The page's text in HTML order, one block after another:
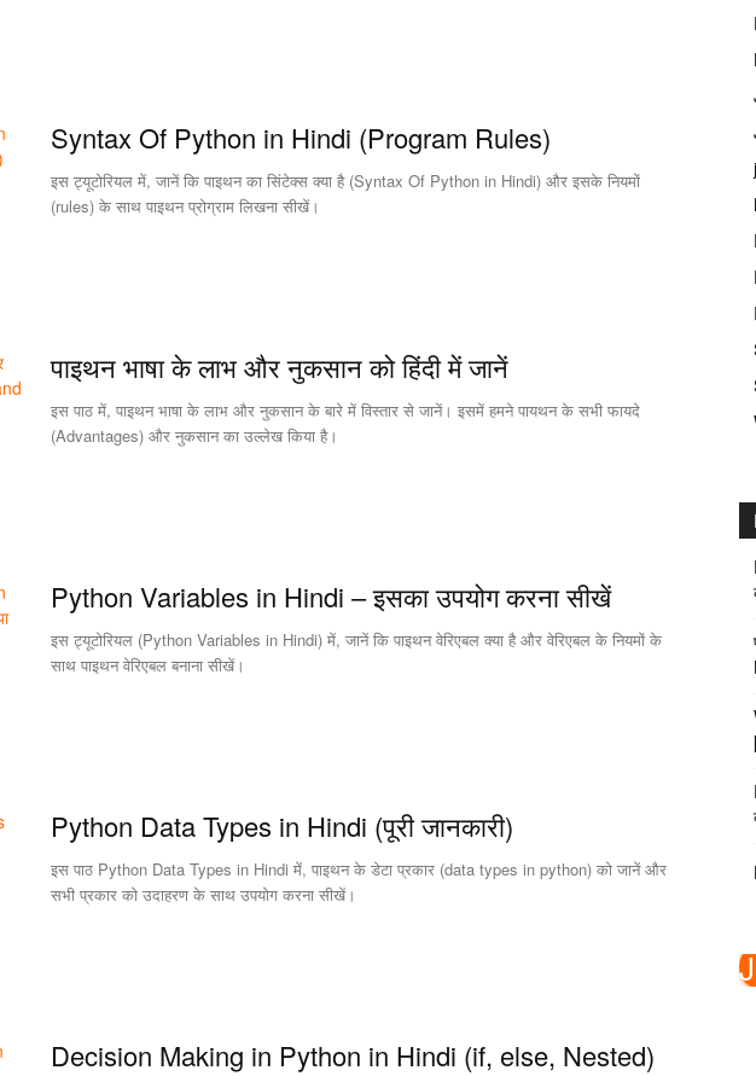
Syntax Of Python in Hindi (Program Rules)
इस ट्यूटोरियल में, जानें कि पाइथन का सिंटेक्स क्या है (Syntax Of Python in Hindi) और इसके नियमों
(rules) के साथ पाइथन प्रोग्राम लिखना सीखें।
पाइथन भाषा के लाभ और नुकसान को हिंदी में जानें
इस पाठ में, पाइथन भाषा के लाभ और नुकसान के बारे में विस्तार से जानें। इसमें हमने पायथन के सभी फायदे
(Advantages) और नुकसान का उल्लेख किया है।
Python Variables in Hindi – इसका उपयोग करना सीखें
इस ट्यूटोरियल (Python Variables in Hindi) में, जानें कि पाइथन वेरिएबल क्या है और वेरिएबल के नियमों के
साथ पाइथन वेरिएबल बनाना सीखें।
Python Data Types in Hindi (पूरी जानकारी)
इस पाठ Python Data Types in Hindi में, पाइथन के डेटा प्रकार (data types in python) को जानें और
सभी प्रकार को उदाहरण के साथ उपयोग करना सीखें।
Decision Making in Python in Hindi (if, else, Nested)